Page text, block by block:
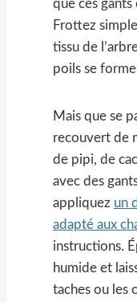
que ces
Frottez
tissu de
poils se
Mais que se
recouvert de
de pipi, de
avec des
appliquez un
adapté aux
instructions.
humide et
taches ou les